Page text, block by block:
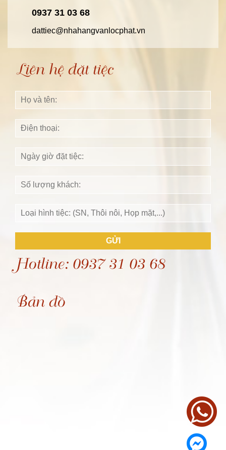
0937 31 03 68
dattiec@nhahangvanlocphat.vn
Liên hệ đặt tiệc
GỬI
Hotline: 0937 31 03 68
Bản đồ